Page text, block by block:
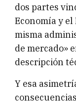
dos partes
Economía y el
misma
de mercado»
descripción
Y esa